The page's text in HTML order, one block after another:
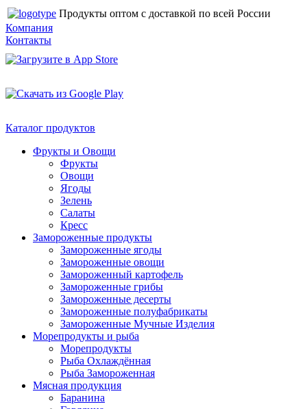
Продукты оптом с доставкой по всей России
Компания
Контакты
Каталог продуктов
Фрукты и Овощи
Фрукты
Овощи
Ягоды
Зелень
Салаты
Кресс
Замороженные продукты
Замороженные ягоды
Замороженные овощи
Замороженный картофель
Замороженные грибы
Замороженные десерты
Замороженные полуфабрикаты
Замороженные Мучные Изделия
Морепродукты и рыба
Морепродукты
Рыба Охлаждённая
Рыба Замороженная
Мясная продукция
Баранина